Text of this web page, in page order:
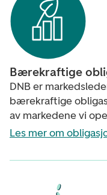
Bærekraftige
DNB er
bærekraftige
av markedene vi
Les mer om